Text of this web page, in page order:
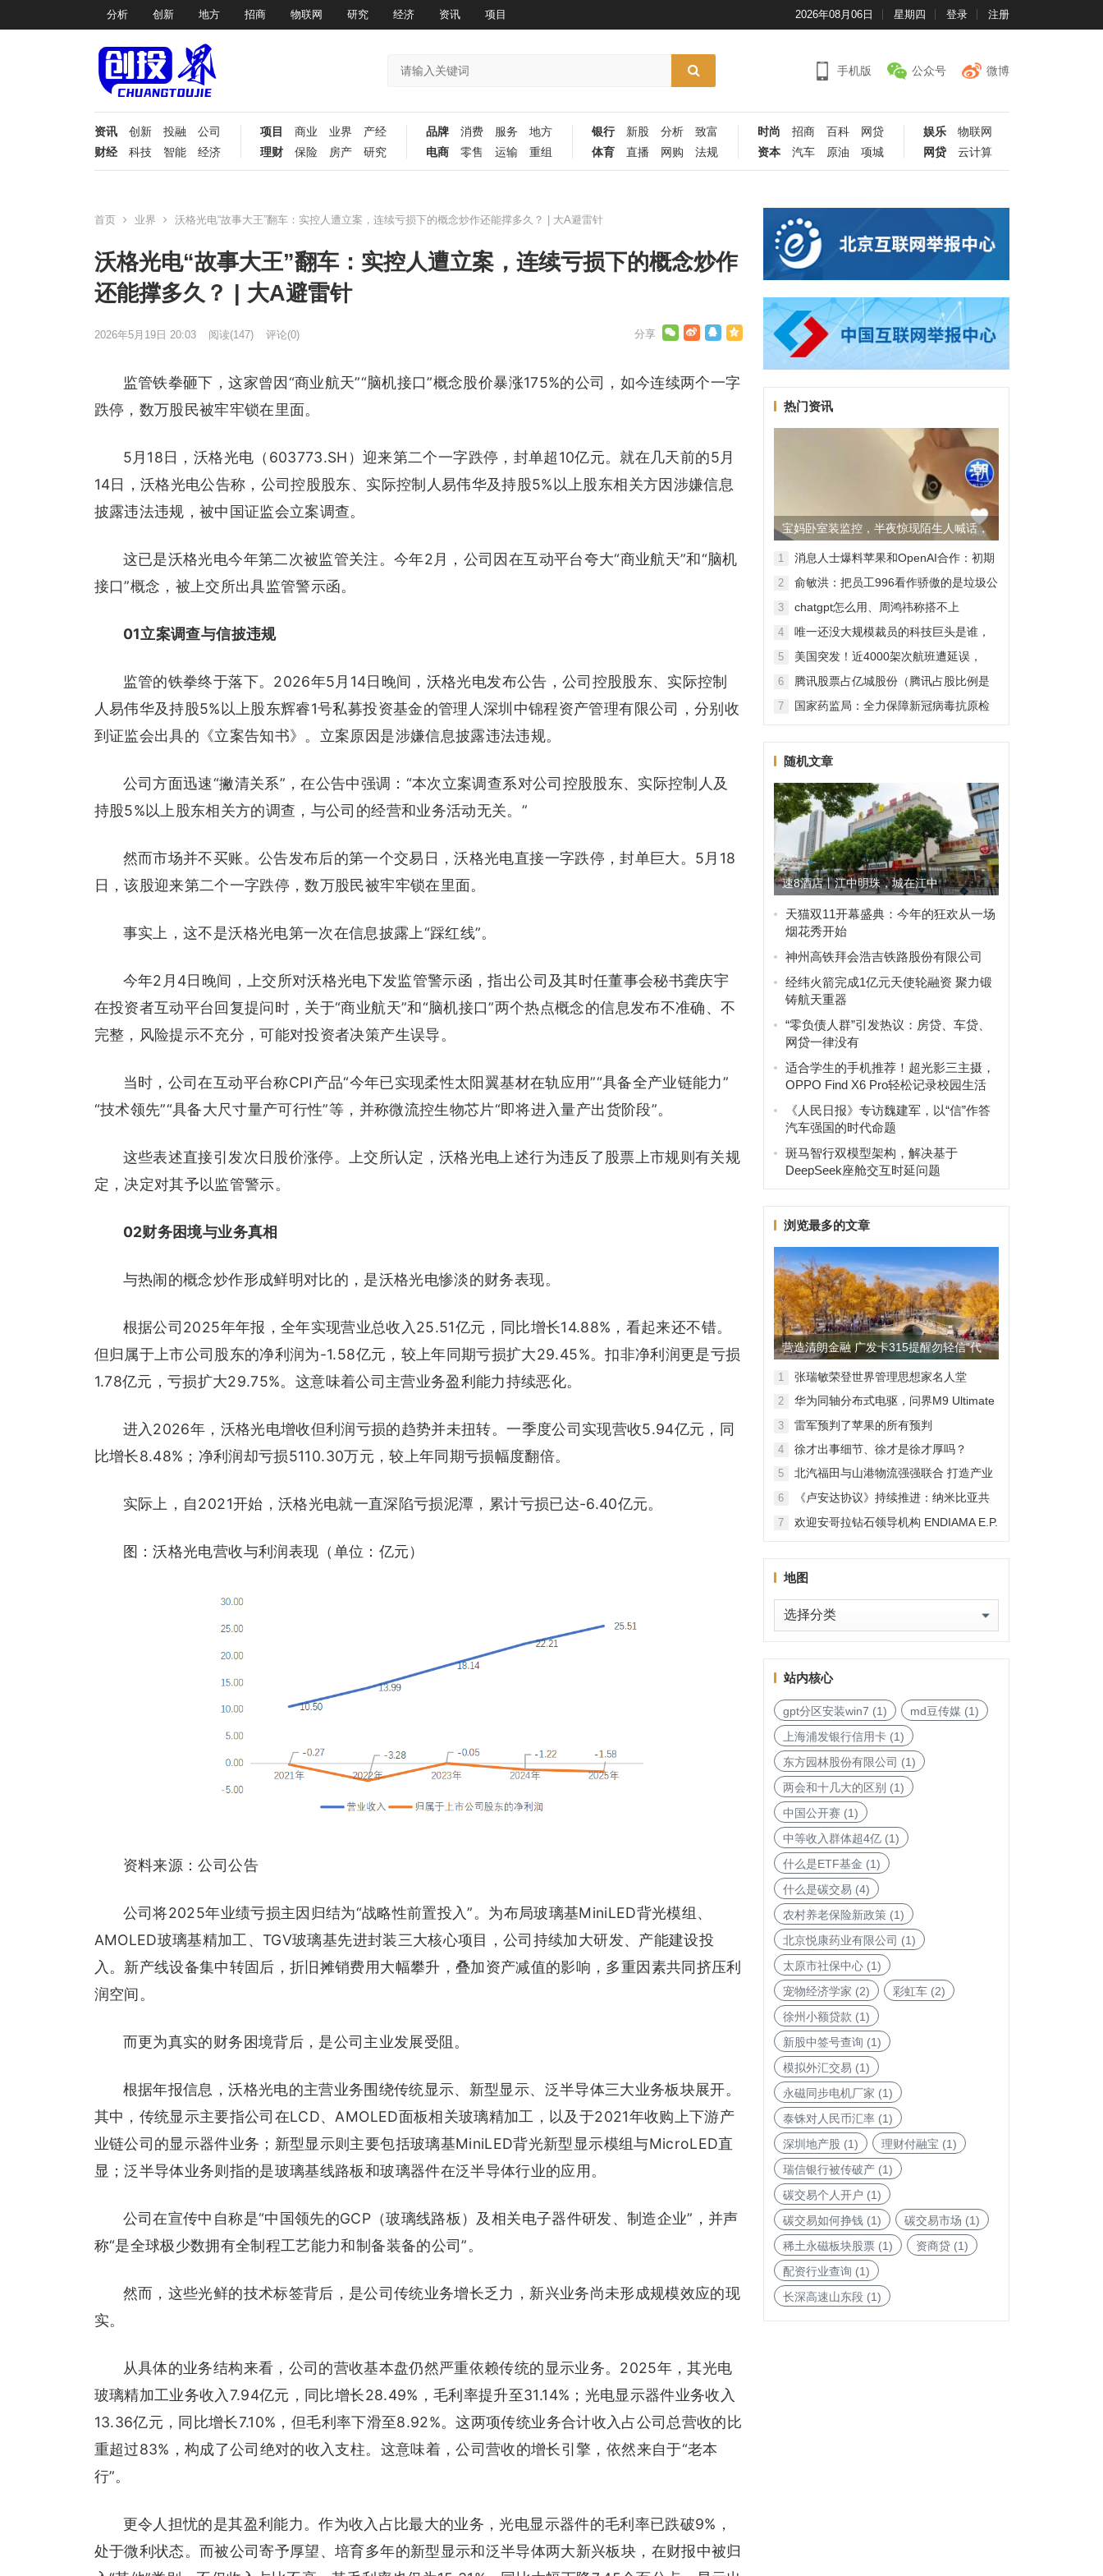
分析 创新 地方 招商 物联网 研究 经济 资讯 项目 2026年08月06日 星期四 登录 注册
手机版 公众号 微博
资讯 创新 投融
公司
财经
科技 智能 经济
项目 商业 业界
产经
理财
保险 房产 研究
品牌 消费 服务
地方
电商
零售 运输 重组
银行 新股 分析
致富
体育
直播 网购 法规
时尚 招商 百科
网贷
资本
汽车 原油 项城
娱乐
物联网
网贷
云计算
首页 业界 沃格光电“故事大王”翻车：实控人遭立案，连续亏损下的概念炒作还能撑多久？ | 大A避雷针
沃格光电“故事大王”翻车：实控人遭立案，连续亏损下的概念炒作
还能撑多久？ | 大A避雷针
2026年5月19日 20:03 阅读(147) 评论(0)
监管铁拳砸下，这家曾因“商业航天”“脑机接口”概念股价暴涨175%的公司，如今连续两个一字
跌停，数万股民被牢牢锁在里面。
5月18日，沃格光电（603773.SH）迎来第二个一字跌停，封单超10亿元。就在几天前的5月
14日，沃格光电公告称，公司控股股东、实际控制人易伟华及持股5%以上股东相关方因涉嫌信息
披露违法违规，被中国证监会立案调查。
这已是沃格光电今年第二次被监管关注。今年2月，公司因在互动平台夸大“商业航天”和“脑机
接口”概念，被上交所出具监管警示函。
01立案调查与信披违规
监管的铁拳终于落下。2026年5月14日晚间，沃格光电发布公告，公司控股股东、实际控制
人易伟华及持股5%以上股东辉睿1号私募投资基金的管理人深圳中锦程资产管理有限公司，分别收
到证监会出具的《立案告知书》。立案原因是涉嫌信息披露违法违规。
公司方面迅速“撇清关系”，在公告中强调：“本次立案调查系对公司控股股东、实际控制人及
持股5%以上股东相关方的调查，与公司的经营和业务活动无关。”
然而市场并不买账。公告发布后的第一个交易日，沃格光电直接一字跌停，封单巨大。5月18
日，该股迎来第二个一字跌停，数万股民被牢牢锁在里面。
事实上，这不是沃格光电第一次在信息披露上“踩红线”。
今年2月4日晚间，上交所对沃格光电下发监管警示函，指出公司及其时任董事会秘书龚庆宇
在投资者互动平台回复提问时，关于“商业航天”和“脑机接口”两个热点概念的信息发布不准确、不
完整，风险提示不充分，可能对投资者决策产生误导。
当时，公司在互动平台称CPI产品“今年已实现柔性太阳翼基材在轨应用”“具备全产业链能力”
“技术领先”“具备大尺寸量产可行性”等，并称微流控生物芯片“即将进入量产出货阶段”。
这些表述直接引发次日股价涨停。上交所认定，沃格光电上述行为违反了股票上市规则有关规
定，决定对其予以监管警示。
02财务困境与业务真相
与热闹的概念炒作形成鲜明对比的，是沃格光电惨淡的财务表现。
根据公司2025年年报，全年实现营业总收入25.51亿元，同比增长14.88%，看起来还不错。
但归属于上市公司股东的净利润为-1.58亿元，较上年同期亏损扩大29.45%。扣非净利润更是亏损
1.78亿元，亏损扩大29.75%。这意味着公司主营业务盈利能力持续恶化。
进入2026年，沃格光电增收但利润亏损的趋势并未扭转。一季度公司实现营收5.94亿元，同
比增长8.48%；净利润却亏损5110.30万元，较上年同期亏损幅度翻倍。
实际上，自2021开始，沃格光电就一直深陷亏损泥潭，累计亏损已达-6.40亿元。
图：沃格光电营收与利润表现（单位：亿元）
资料来源：公司公告
公司将2025年业绩亏损主因归结为“战略性前置投入”。为布局玻璃基MiniLED背光模组、
AMOLED玻璃基精加工、TGV玻璃基先进封装三大核心项目，公司持续加大研发、产能建设投
入。新产线设备集中转固后，折旧摊销费用大幅攀升，叠加资产减值的影响，多重因素共同挤压利
润空间。
而更为真实的财务困境背后，是公司主业发展受阻。
根据年报信息，沃格光电的主营业务围绕传统显示、新型显示、泛半导体三大业务板块展开。
其中，传统显示主要指公司在LCD、AMOLED面板相关玻璃精加工，以及于2021年收购上下游产
业链公司的显示器件业务；新型显示则主要包括玻璃基MiniLED背光新型显示模组与MicroLED直
显；泛半导体业务则指的是玻璃基线路板和玻璃器件在泛半导体行业的应用。
公司在宣传中自称是“中国领先的GCP（玻璃线路板）及相关电子器件研发、制造企业”，并声
称“是全球极少数拥有全制程工艺能力和制备装备的公司”。
然而，这些光鲜的技术标签背后，是公司传统业务增长乏力，新兴业务尚未形成规模效应的现
实。
从具体的业务结构来看，公司的营收基本盘仍然严重依赖传统的显示业务。2025年，其光电
玻璃精加工业务收入7.94亿元，同比增长28.49%，毛利率提升至31.14%；光电显示器件业务收入
13.36亿元，同比增长7.10%，但毛利率下滑至8.92%。这两项传统业务合计收入占公司总营收的比
重超过83%，构成了公司绝对的收入支柱。这意味着，公司营收的增长引擎，依然来自于“老本
行”。
更令人担忧的是其盈利能力。作为收入占比最大的业务，光电显示器件的毛利率已跌破9%，
处于微利状态。而被公司寄予厚望、培育多年的新型显示和泛半导体两大新兴板块，在财报中被归
热门资讯
宝妈卧室装监控，半夜惊现陌生人喊话，
警方已介入调查
1
消息人士爆料苹果和OpenAI合作：初期
无现金交易、未来探索分成佣金
2
俞敏洪：把员工996看作骄傲的是垃圾公
司，建议24节气都放假
3
chatgpt怎么用、周鸿祎称搭不上
ChatGPT企业会被淘汰
4
唯一还没大规模裁员的科技巨头是谁，
苹果还能扛多久？
5
美国突发！近4000架次航班遭延误，
2000架次航班被取消
6
腾讯股票占亿城股份（腾讯占股比例是
怎样的？）
7
国家药监局：全力保障新冠病毒抗原检
随机文章
速8酒店丨江中明珠，城在江中
天猫双11开幕盛典：今年的狂欢从一场
烟花秀开始
神州高铁拜会浩吉铁路股份有限公司
经纬火箭完成1亿元天使轮融资 聚力锻
铸航天重器
“零负债人群”引发热议：房贷、车贷、
网贷一律没有
适合学生的手机推荐！超光影三主摄，
OPPO Find X6 Pro轻松记录校园生活
《人民日报》专访魏建军，以“信”作答
汽车强国的时代命题
斑马智行双模型架构，解决基于
DeepSeek座舱交互时延问题
浏览最多的文章
营造清朗金融 广发卡315提醒勿轻信“代
理维权”
1 张瑞敏荣登世界管理思想家名人堂
2
华为同轴分布式电驱，问界M9 Ultimate
背后的“车轮思想者”
3 雷军预判了苹果的所有预判
4 徐才出事细节、徐才是徐才厚吗？
5
北汽福田与山港物流强强联合 打造产业
融合新范本
6
《卢安达协议》持续推进：纳米比亚共
和国加入，印度宝石与珠宝出口促进委
员会与迪拜多种商品交易中心启动加入
7
欢迎安哥拉钻石领导机构 ENDIAMA E.P.
地图
地
图
站内核心
gpt分区安装win7 (1) md豆传媒(1)
上海浦发银行信用卡(1)
东方园林股份有限公司 (1)
两会和十几大的区别 (1)
中国公开赛(1)
中等收入群体超4亿(1)
什么是ETF基金 (1)
什么是碳交易 (4)
农村养老保险新政策(1)
北京悦康药业有限公司 (1)
太原市社保中心(1)
宠物经济学家 (2) 彩虹车(2)
徐州小额贷款 (1)
新股中签号查询 (1)
模拟外汇交易 (1)
永磁同步电机厂家 (1)
泰铢对人民币汇率(1)
深圳地产股 (1) 理财付融宝 (1)
瑞信银行被传破产(1)
碳交易个人开户 (1)
碳交易如何挣钱(1) 碳交易市场 (1)
稀土永磁板块股票(1) 资商贷(1)
配资行业查询 (1)
长深高速山东段(1)